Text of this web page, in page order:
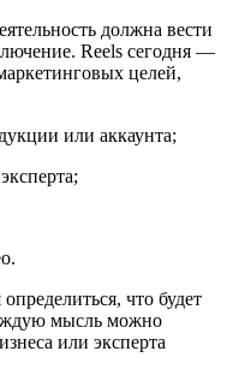
должна вести
Reels сегодня —
целей,
или аккаунта;
что будет
мысль можно
или эксперта